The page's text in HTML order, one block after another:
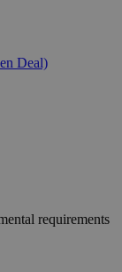
Deal)
requirements